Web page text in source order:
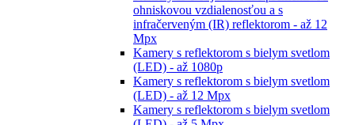
ohniskovou vzdialenosťou a s
infračerveným (IR) reflektorom - až 12
Mpx
Kamery s reflektorom s bielym svetlom
(LED) - až 1080p
Kamery s reflektorom s bielym svetlom
(LED) - až 12 Mpx
Kamery s reflektorom s bielym svetlom